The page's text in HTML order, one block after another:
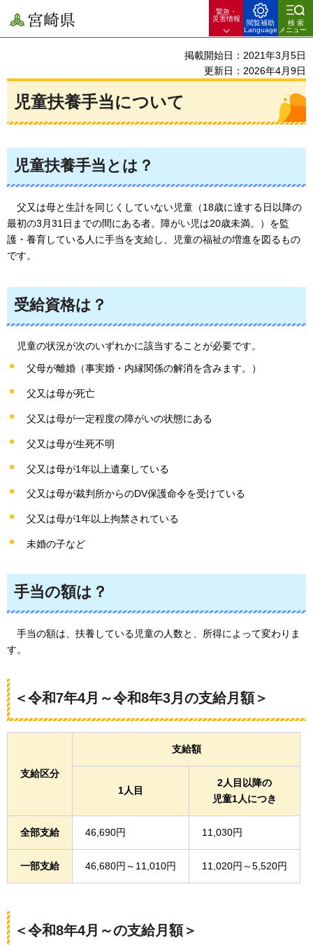
宮崎県
緊急・
災害情報
閲覧補助
Language
検索
メニュー
掲載開始日：2021年3月5日
更新日：2026年4月9日
児童扶養手当について
児童扶養手当とは？
父又 は母と生計を同じくしていない児童（18歳に達する日以降の
最初の3月31日までの間にある者。障がい児は20歳未満。）を監
護・養育している人に手当を支給し、児童の福祉の増進を図るもの
です。
受給資格は？
児童の状況が次のいずれかに該当することが必要です。
父母が離婚（事実婚・内縁関係の解消を含みます。）
父又は母が死亡
父又は母が一定程度の障がいの状態にある
父又は母が生死不明
父又は母が1年以上遺棄している
父又は母が裁判所からのDV保護命令を受けている
父又は母が1年以上拘禁されている
未婚の子など
手当の額は？
手当の額は、 扶養している児童の人数と、所得によって変わりま
す。
＜令和7年4月～令和8年3月の支給月額＞
支給区分
支給額
1人目
2人目以降の
児童1人につき
全部支給 46,690円 11,030円
一部支給 46,680円～11,010円 11,020円～5,520円
＜令和8年4月～の支給月額＞